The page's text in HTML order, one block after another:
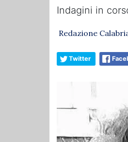
Indagini in
Redazione
Twitter